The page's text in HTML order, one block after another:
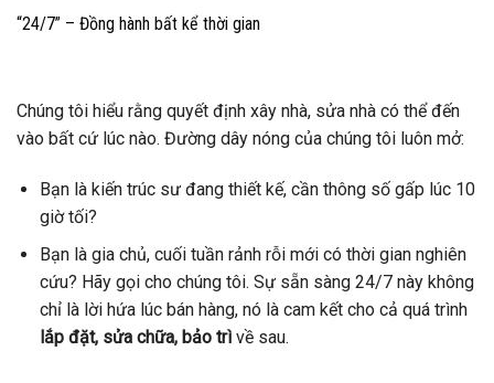
“24/7” – Đồng hành bất kể thời gian
Chúng tôi hiểu rằng quyết định xây nhà, sửa nhà có thể đến
vào bất cứ lúc nào. Đường dây nóng của chúng tôi luôn mở:
Bạn là kiến trúc sư đang thiết kế, cần thông số gấp lúc 10
giờ tối?
Bạn là gia chủ, cuối tuần rảnh rỗi mới có thời gian nghiên
cứu? Hãy gọi cho chúng tôi. Sự sẵn sàng 24/7 này không
chỉ là lời hứa lúc bán hàng, nó là cam kết cho cả quá trình
lắp đặt, sửa chữa, bảo trìvề sau.